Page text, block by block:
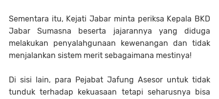
Sementara itu, Kejati Jabar minta periksa Kepala BKD
Jabar Sumasna beserta jajarannya yang diduga
melakukan penyalahgunaan kewenangan dan tidak
menjalankan sistem merit sebagaimana mestinya!
Di sisi lain, para Pejabat Jafung Asesor untuk tidak
tunduk terhadap kekuasaan tetapi seharusnya bisa